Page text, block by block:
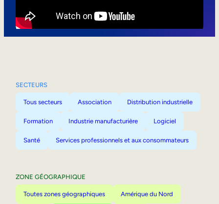
SECTEURS
Tous secteurs Association Distribution industrielle
Formation Industrie manufacturière Logiciel
Santé Services professionnels et aux consommateurs
ZONE GÉOGRAPHIQUE
Toutes zones géographiques Amérique du Nord